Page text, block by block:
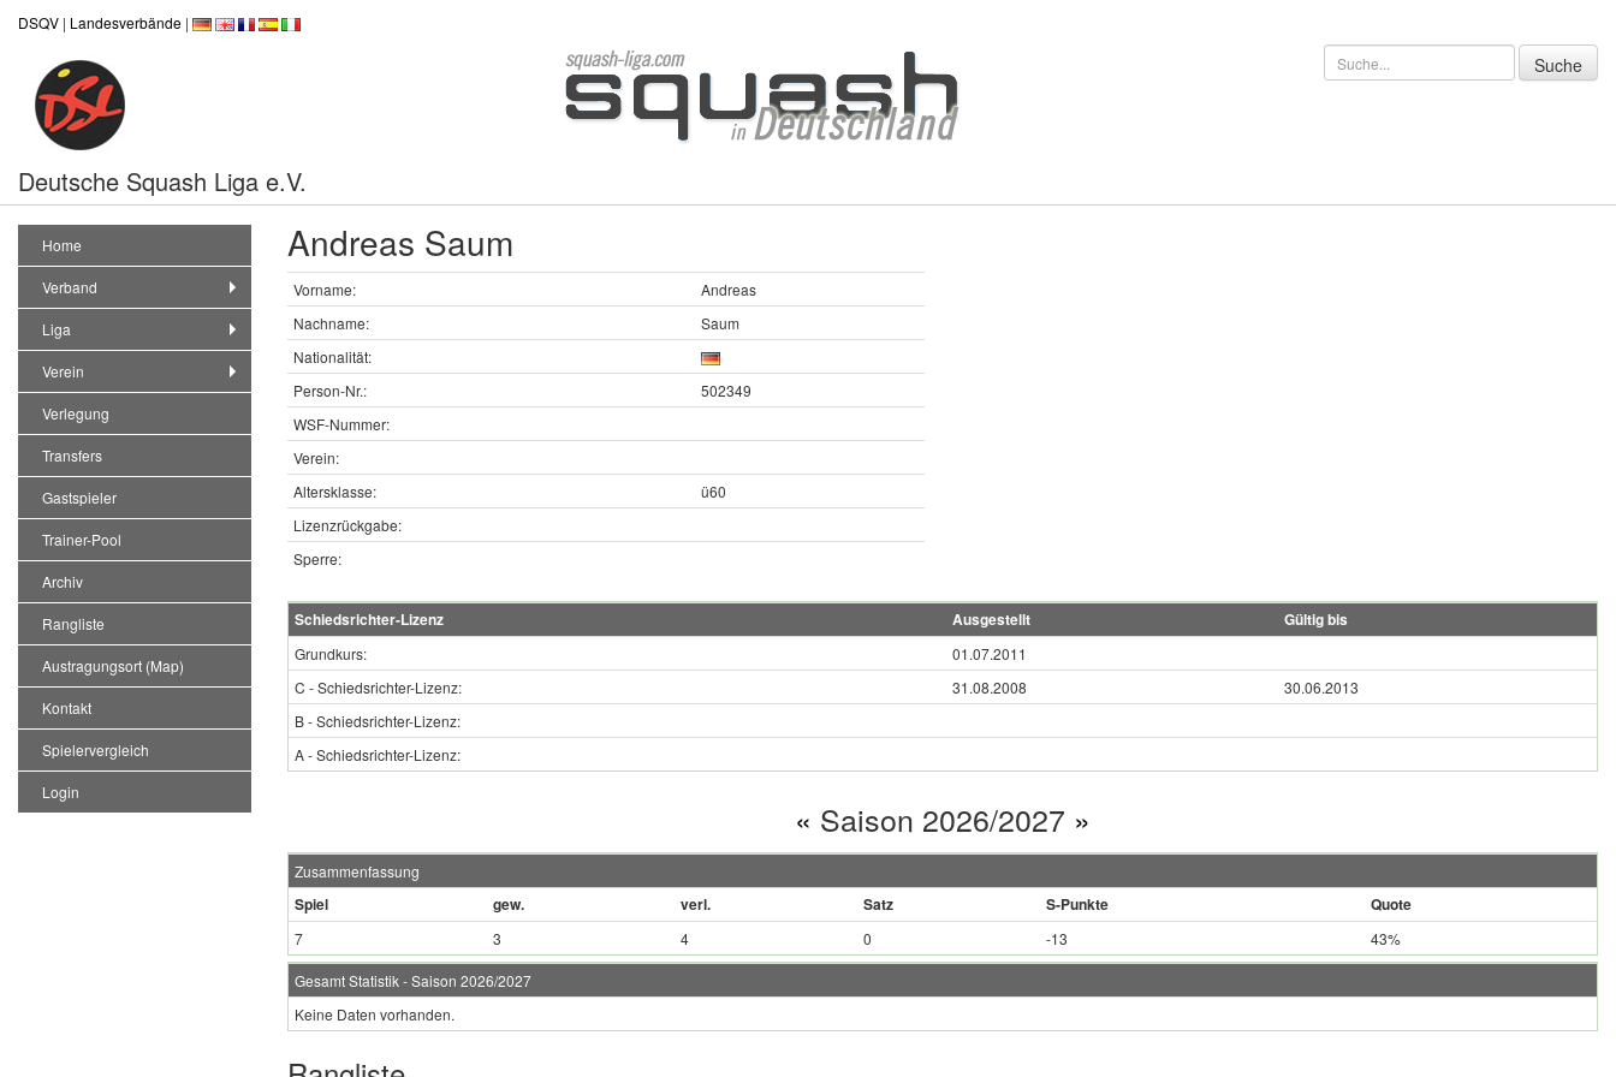
DSQV | Landesverbände |
Deutsche Squash Liga e.V.
Home
Verband
Liga
Verein
Verlegung
Transfers
Gastspieler
Trainer-Pool
Archiv
Rangliste
Austragungsort (Map)
Kontakt
Spielervergleich
Login
Andreas Saum
Vorname:
Andreas
Nachname:
Saum
Nationalität:
Person-Nr.:
502349
WSF-Nummer:
Verein:
Altersklasse:
ü60
Lizenzrückgabe:
Sperre:
Schiedsrichter-Lizenz Ausgestellt Gültig bis
Grundkurs:
01.07.2011
C - Schiedsrichter-Lizenz:
31.08.2008
30.06.2013
B - Schiedsrichter-Lizenz:
A - Schiedsrichter-Lizenz:
« Saison 2026/2027 »
Zusammenfassung
Spiel gew. verl. Satz S-Punkte Quote
7 3 4 0 -13 43%
Gesamt Statistik - Saison 2026/2027
Keine Daten vorhanden.